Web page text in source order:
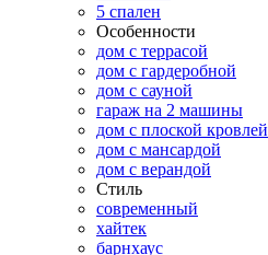
5 спален
Особенности
дом с террасой
дом с гардеробной
дом с сауной
гараж на 2 машины
дом с плоской кровлей
дом с мансардой
дом с верандой
Стиль
современный
хайтек
барнхаус